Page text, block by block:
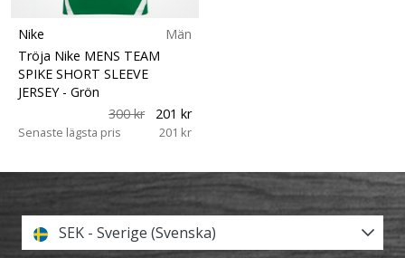
Nike
Män
Tröja Nike MENS TEAM
SPIKE SHORT SLEEVE
JERSEY - Grön
300 kr
201 kr
Senaste lägsta pris 201 kr
SEK - Sverige (Svenska)